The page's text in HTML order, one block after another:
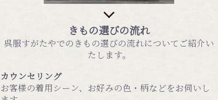
きもの選びの流れ
呉服すがたやでのきもの選びの流れについてご紹介い
たします。
カウンセリング
お客様の着用シーン、お好みの色・柄などをお伺いし